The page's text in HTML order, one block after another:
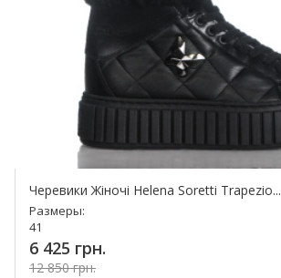
Черевики Жіночі Helena Soretti Trapezio...
Размеры:
41
6 425 грн.
12 850 грн.